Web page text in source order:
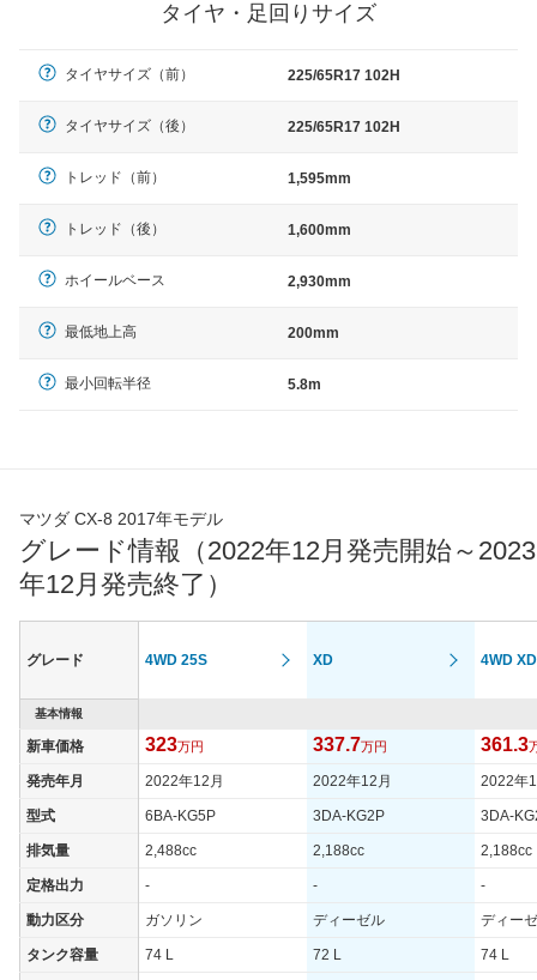
タイヤ・足回りサイズ
タイヤサイズ（前） 225/65R17 102H
タイヤサイズ（後） 225/65R17 102H
トレッド（前） 1,595mm
トレッド（後） 1,600mm
ホイールベース 2,930mm
最低地上高 200mm
最小回転半径 5.8m
マツダ CX-8 2017年モデル
グレード情報（2022年12月発売開始～2023
年12月発売終了）
グレード 4WD 25S XD 4WD XD
基本情報
新車価格 323万円 337.7万円 361.3
発売年月 2022年12月 2022年12月 2022年
型式 6BA-KG5P 3DA-KG2P 3DA-
排気量 2,488cc 2,188cc 2,188cc
定格出力 - - -
動力区分 ガソリン ディーゼル ディー
タンク容量 74 L 72 L 74 L